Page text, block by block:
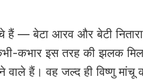
हैं — बेटा आरव और बेटी
कभार इस तरह की झलक मिल
हैं। वह जल्द ही विष्णु मांचू